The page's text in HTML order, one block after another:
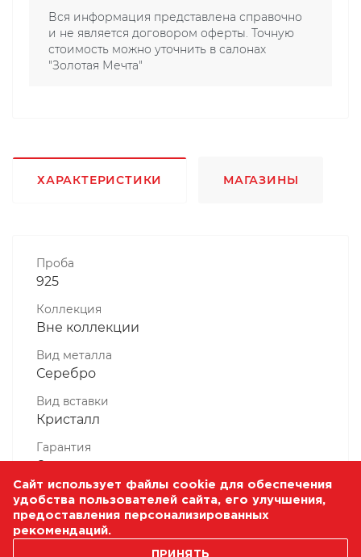
Вся информация представлена справочно
и не является договором оферты. Точную
стоимость можно уточнить в салонах
"Золотая Мечта"
ХАРАКТЕРИСТИКИ МАГАЗИНЫ
Проба
925
Коллекция
Вне коллекции
Вид металла
Серебро
Вид вставки
Кристалл
Гарантия
6 месяцев
Комплектность, шт
1 Штука
Масса, гр
Сайт использует файлы cookie для обеспечения
удобства пользователей сайта, его улучшения,
предоставления персонализированных
рекомендаций.
ПРИНЯТЬ